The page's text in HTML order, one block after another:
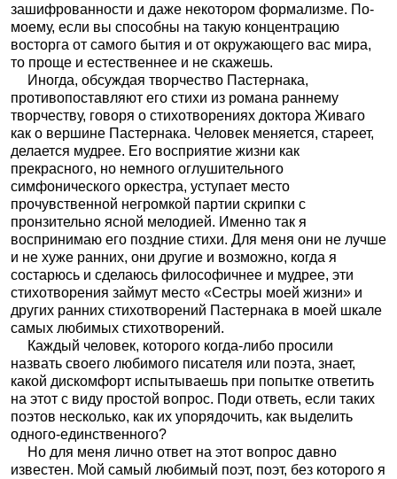
зашифрованности и даже некотором формализме. По-
моему, если вы способны на такую концентрацию
восторга от самого бытия и от окружающего вас мира,
то проще и естественнее и не скажешь.
Иногда, обсуждая творчество Пастернака,
противопоставляют его стихи из романа раннему
творчеству, говоря о стихотворениях доктора Живаго
как о вершине Пастернака. Человек меняется, стареет,
делается мудрее. Его восприятие жизни как
прекрасного, но немного оглушительного
симфонического оркестра, уступает место
прочувственной негромкой партии скрипки с
пронзительно ясной мелодией. Именно так я
воспринимаю его поздние стихи. Для меня они не лучше
и не хуже ранних, они другие и возможно, когда я
состарюсь и сделаюсь философичнее и мудрее, эти
стихотворения займут место «Сестры моей жизни» и
других ранних стихотворений Пастернака в моей шкале
самых любимых стихотворений.
Каждый человек, которого когда-либо просили
назвать своего любимого писателя или поэта, знает,
какой дискомфорт испытываешь при попытке ответить
на этот с виду простой вопрос. Поди ответь, если таких
поэтов несколько, как их упорядочить, как выделить
одного-единственного?
Но для меня лично ответ на этот вопрос давно
известен. Мой самый любимый поэт, поэт, без которого я